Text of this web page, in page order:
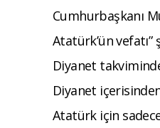
Cumhurbaşkanı
Atatürk’ün vefatı”
Diyanet
Diyanet
Atatürk için